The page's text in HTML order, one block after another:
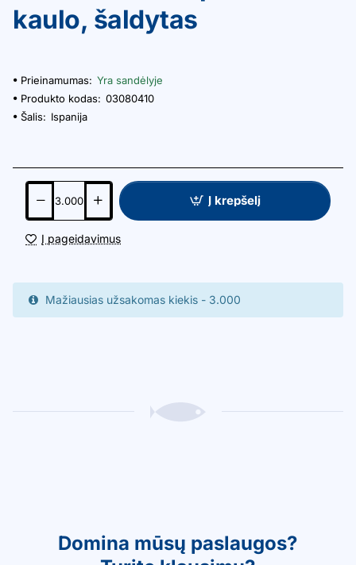
kaulo, šaldytas
Prieinamumas: Yra sandėlyje
Produkto kodas: 03080410
Šalis: Ispanija
Į krepšelį
Į pageidavimus
Mažiausias užsakomas kiekis - 3.000
Domina mūsų paslaugos?